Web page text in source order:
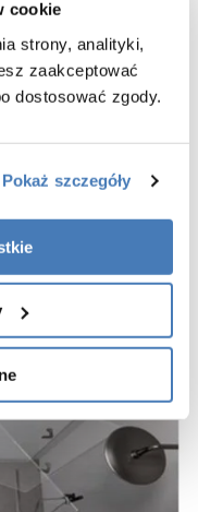
cookie
strony, analityki,
zaakceptować
dostosować zgody.
Pokaż szczegóły
czystości
czarnym